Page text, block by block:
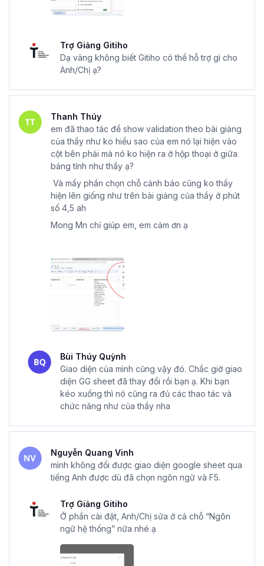
Trợ Giảng Gitiho
Dạ vâng không biết Gitiho có thể hỗ trợ gì cho
Anh/Chị ạ?
Thanh Thúy
em đã thao tác để show validation theo bài giảng
của thầy như ko hiểu sao của em nó lại hiện vào
cột bên phải mà nó ko hiện ra ở hộp thoại ở giữa
bảng tính như thầy ạ?
Và mấy phần chọn chỗ cảnh báo cũng ko thấy
hiện lên giống như trên bài giảng của thầy ở phút
số 4,5 ah
Mong Mn chỉ giúp em, em cảm ơn ạ
Bùi Thúy Quỳnh
Giao diện của mình cũng vậy đó. Chắc giờ giao
diện GG sheet đã thay đổi rồi bạn ạ. Khi bạn
kéo xuống thì nó cũng ra đủ các thao tác và
chức năng như của thầy nha
Nguyễn Quang Vinh
mình không đổi được giao diện google sheet qua
tiếng Anh được dù đã chọn ngôn ngữ và F5.
Trợ Giảng Gitiho
Ở phần cài đặt, Anh/Chị sửa ở cả chỗ “Ngôn
ngữ hệ thống” nữa nhé ạ